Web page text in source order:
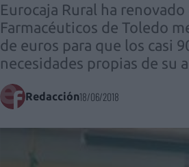
Eurocaja Rural ha
Farmacéuticos de Toledo
de euros para que los casi
necesidades propias de su
Redacción18/06/2018